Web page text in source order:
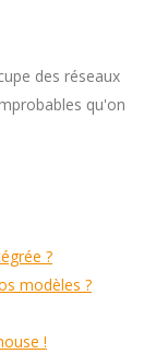
des réseaux
qu'on
?
modèles ?
!